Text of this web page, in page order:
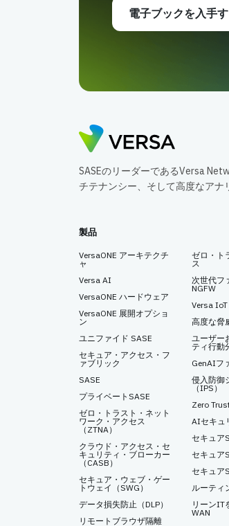
電子ブックを入手
SASEのリーダーであるVersa
チテナンシー、そして高度なアナ
製品
VersaONE アーキテクチ
ャ
Versa AI
VersaONE ハードウェア
VersaONE 展開オプショ
ン
ユニファイド SASE
セキュア・アクセス・フ
ァブリック
SASE
プライベートSASE
ゼロ・トラスト・ネット
ワーク・アクセス
（ZTNA）
クラウド・アクセス・セ
キュリティ・ブローカー
（CASB）
セキュア・ウェブ・ゲー
トウェイ（SWG）
データ損失防止（DLP）
リモートブラウザ隔離
ゼロ・ト
ス
次世代フ
NGFW
Versa IoT
高度な脅
ユーザー
ティ行動
GenAIフ
侵入防御
（IPS）
Zero
AIセキュ
セキュア
セキュア
セキュア
ルーティ
リーンIT
WAN